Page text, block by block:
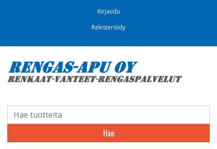
Kirjaudu
Rekisteröidy
Hae